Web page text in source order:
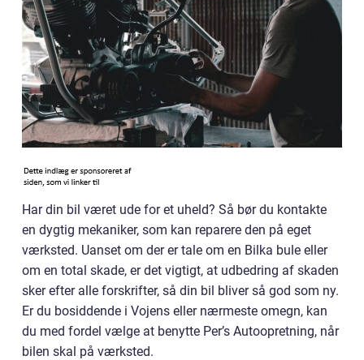
Har din bil været ude for et uheld? Så bør du kontakte
en dygtig mekaniker, som kan reparere den på eget
værksted. Uanset om der er tale om en Bilka bule eller
om en total skade, er det vigtigt, at udbedring af skaden
sker efter alle forskrifter, så din bil bliver så god som ny.
Er du bosiddende i Vojens eller nærmeste omegn, kan
du med fordel vælge at benytte Per’s Autoopretning, når
bilen skal på værksted.